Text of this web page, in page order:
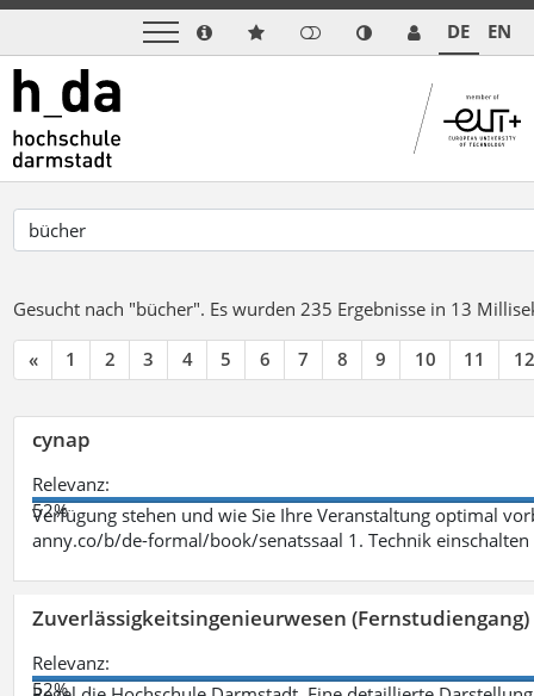
DE EN
Gesucht nach "bücher". Es wurden 235 Ergebnisse in 13
« 1 2 3 4 5 6 7 8 9 10 11 12
cynap
Relevanz:
52%
Verfügung stehen und wie Sie Ihre Veranstaltung optimal
anny.co/b/de-formal/book/senatssaal 1. Technik
Zuverlässigkeitsingenieurwesen (Fernstudiengang)
Relevanz:
52%